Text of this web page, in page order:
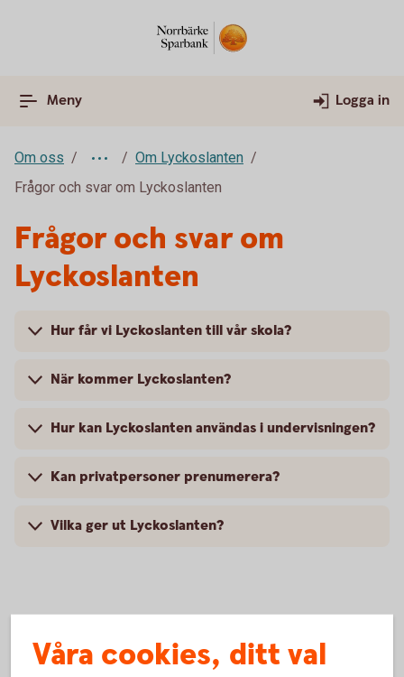
Meny Logga in
Om oss
Om Lyckoslanten
Frågor och svar om Lyckoslanten
Frågor och svar om
Lyckoslanten
Hur får vi Lyckoslanten till vår skola?
När kommer Lyckoslanten?
Hur kan Lyckoslanten användas i undervisningen?
Kan privatpersoner prenumerera?
Vilka ger ut Lyckoslanten?
Våra cookies, ditt val